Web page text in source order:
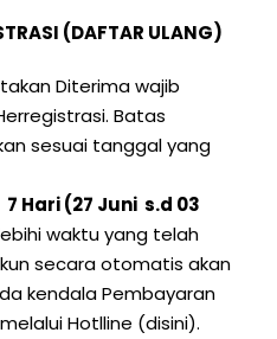
(DAFTAR ULANG)
Diterima wajib
Batas
sesuai tanggal yang
7 Hari (27 Juni s.d 03
waktu yang telah
secara otomatis akan
kendala Pembayaran
Hotlline (disini).